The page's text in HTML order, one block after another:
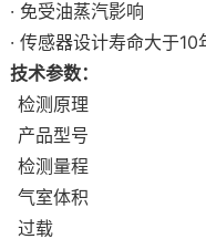
· 免受油蒸汽影响
· 传感器设计寿命大于
技术参数：
检测原理
产品型号
检测量程
气室体积
过载